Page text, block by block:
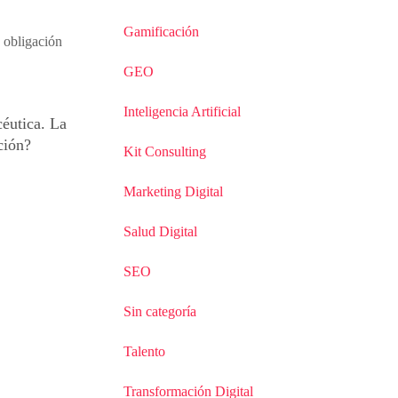
La
Gamificación
GEO
Inteligencia Artificial
Kit Consulting
Marketing Digital
Salud Digital
SEO
Sin categoría
Talento
Transformación Digital